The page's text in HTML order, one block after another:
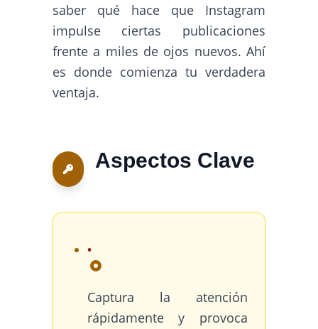
saber qué hace que Instagram
impulse ciertas publicaciones
frente a miles de ojos nuevos. Ahí
es donde comienza tu verdadera
ventaja.
Aspectos Clave
Captura la atención
rápidamente y provoca